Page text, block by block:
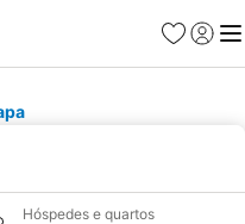
Favoritos
Iniciar
Hóspedes e quartos